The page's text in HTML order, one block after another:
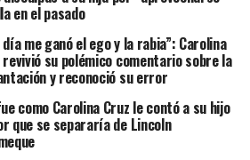
en el pasado
día me ganó el ego y la rabia”: Carolina
revivió su polémico comentario sobre la
y reconoció su error
como Carolina Cruz le contó a su hijo
que se separaría de Lincoln